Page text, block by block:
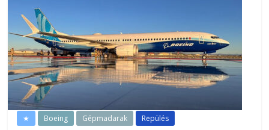
★ Boeing Gépmadarak Repülés